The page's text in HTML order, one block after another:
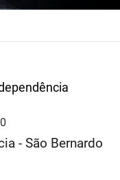
- São Bernardo